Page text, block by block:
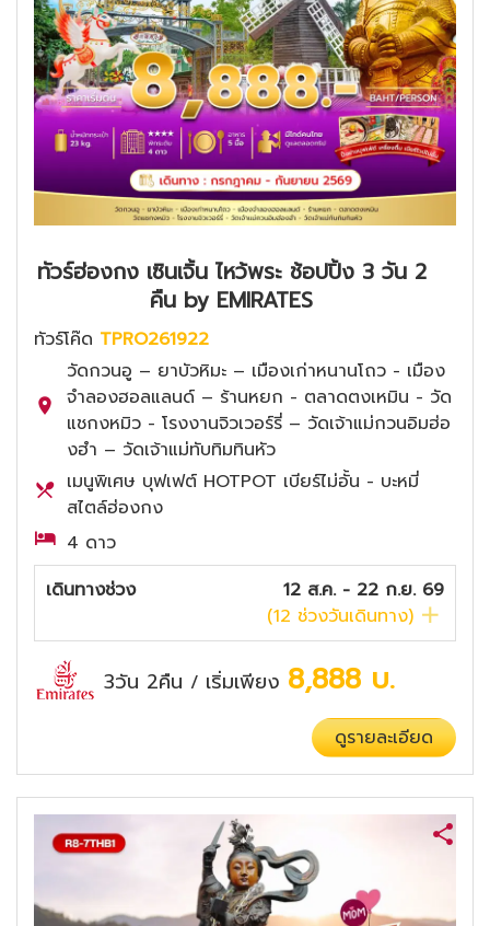
ทัวร์ฮ่องกง เซินเจิ้น ไหว้พระ ช้อปปิ้ง 3 วัน 2
คืน by EMIRATES
ทัวร์โค๊ด TPRO261922
วัดกวนอู – ยาบัวหิมะ – เมืองเก่าหนานโถว - เมือง
จำลองฮอลแลนด์ – ร้านหยก - ตลาดตงเหมิน - วัด
แชกงหมิว - โรงงานจิวเวอร์รี่ – วัดเจ้าแม่กวนอิมฮ่อ
งฮำ – วัดเจ้าแม่ทับทิมทินหัว
เมนูพิเศษ บุฟเฟต์ HOTPOT เบียร์ไม่อั้น - บะหมี่
สไตล์ฮ่องกง
4 ดาว
เดินทางช่วง
12 ส.ค. - 22 ก.ย. 69
(12 ช่วงวันเดินทาง)
3วัน 2คืน / เริ่มเพียง 8,888 บ.
ดูรายละเอียด